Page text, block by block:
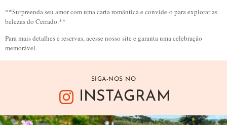
**Surpreenda seu amor com uma carta romântica e convide-o para explorar as
belezas do Cerrado.**
Para mais detalhes e reservas, acesse nosso site e garanta uma celebração
memorável.
SIGA-NOS NO
INSTAGRAM